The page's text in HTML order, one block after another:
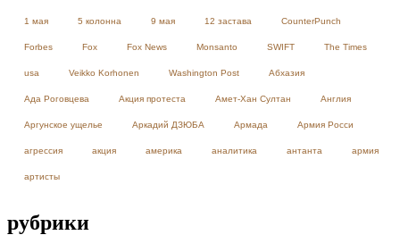
1 мая 5 колонна 9 мая 12 застава CounterPunch
Forbes Fox Fox News Monsanto SWIFT The Times
usa Veikko Korhonen Washington Post Абхазия
Ада Роговцева Акция протеста Амет-Хан Султан Англия
Аргунское ущелье Аркадий ДЗЮБА Армада Армия Росси
агрессия акция америка аналитика антанта армия
артисты
рубрики